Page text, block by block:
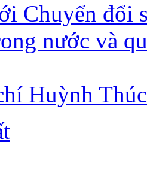
Chuyển đổi
nước và
Huỳnh